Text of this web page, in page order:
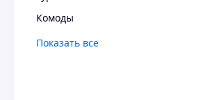
Комоды
Показать все